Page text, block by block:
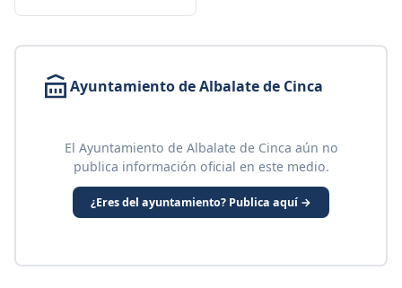
Ayuntamiento de Albalate de Cinca
El Ayuntamiento de Albalate de Cinca aún no
publica información oficial en este medio.
¿Eres del ayuntamiento? Publica aquí →